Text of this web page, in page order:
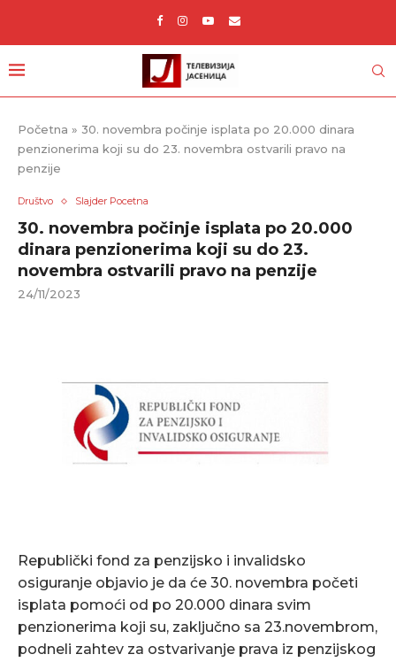
Početna » 30. novembra počinje isplata po 20.000 dinara
penzionerima koji su do 23. novembra ostvarili pravo na
penzije
Društvo Slajder Pocetna
30. novembra počinje isplata po 20.000
dinara penzionerima koji su do 23.
novembra ostvarili pravo na penzije
24/11/2023
Republički fond za penzijsko i invalidsko
osiguranje objavio je da će 30. novembra početi
isplata pomoći od po 20.000 dinara svim
penzionerima koji su, zaključno sa 23.novembrom,
podneli zahtev za ostvarivanje prava iz penzijskog